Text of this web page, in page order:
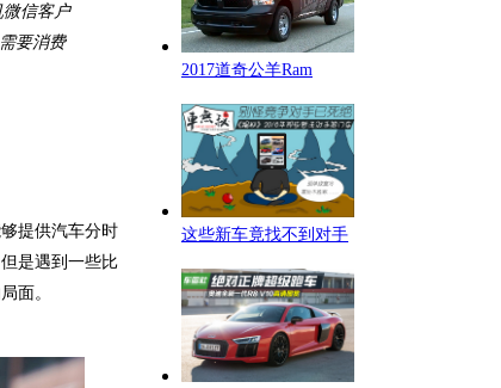
微信客户
要消费
提供汽车分时
是遇到一些比
面。
2017道奇公羊Ram
这些新车竟找不到对手